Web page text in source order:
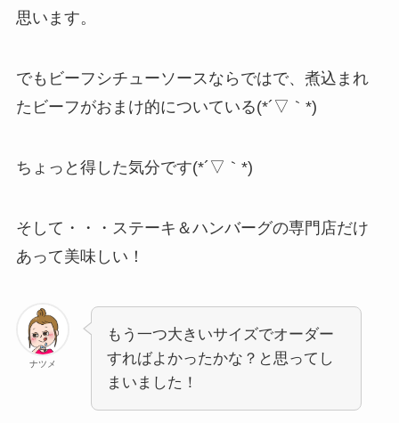
思います。
でもビーフシチューソースならではで、煮込まれ
たビーフがおまけ的についている(*´▽｀*)
ちょっと得した気分です(*´▽｀*)
そして・・・ステーキ＆ハンバーグの専門店だけ
あって美味しい！
ナツメ
もう一つ大きいサイズでオーダー
すればよかったかな？と思ってし
まいました！